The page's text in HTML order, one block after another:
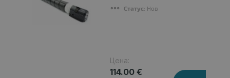
Статус: Нов
Цена:
114.00 €